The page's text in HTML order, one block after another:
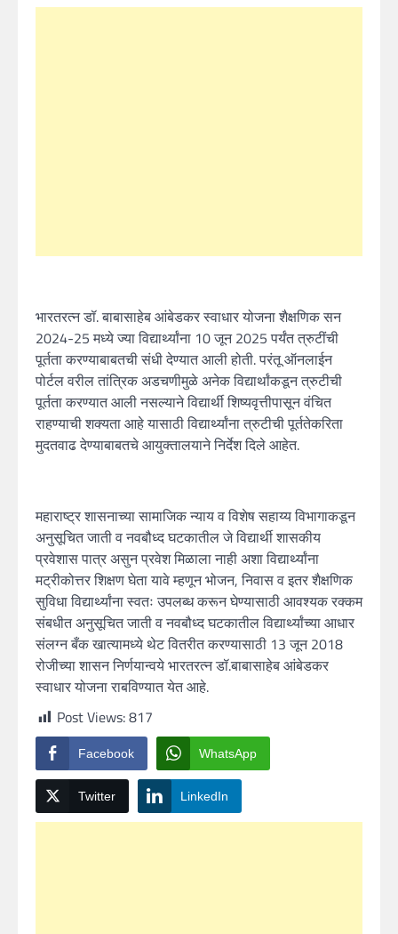
भारतरत्न डॉ. बाबासाहेब आंबेडकर स्वाधार योजना शैक्षणिक सन
2024-25 मध्ये ज्या विद्यार्थ्यांना 10 जून 2025 पर्यंत त्रुटींची
पूर्तता करण्याबाबतची संधी देण्यात आली होती. परंतू ऑनलाईन
पोर्टल वरील तांत्रिक अडचणीमुळे अनेक विद्यार्थांकडून त्रुटीची
पूर्तता करण्यात आली नसल्याने विद्यार्थी शिष्यवृत्तीपासून वंचित
राहण्याची शक्यता आहे यासाठी विद्यार्थ्यांना त्रुटीची पूर्ततेकरिता
मुदतवाढ देण्याबाबतचे आयुक्तालयाने निर्देश दिले आहेत.
महाराष्ट्र शासनाच्या सामाजिक न्याय व विशेष सहाय्य विभागाकडून
अनुसूचित जाती व नवबौध्द घटकातील जे विद्यार्थी शासकीय
प्रवेशास पात्र असुन प्रवेश मिळाला नाही अशा विद्यार्थ्यांना
मट्रीकोत्तर शिक्षण घेता यावे म्हणून भोजन, निवास व इतर शैक्षणिक
सुविधा विद्यार्थ्यांना स्वतः उपलब्ध करून घेण्यासाठी आवश्यक रक्कम
संबधीत अनुसूचित जाती व नवबौध्द घटकातील विद्यार्थ्यांच्या आधार
संलग्न बँक खात्यामध्ये थेट वितरीत करण्यासाठी 13 जून 2018
रोजीच्या शासन निर्णयान्वये भारतरत्न डॉ.बाबासाहेब आंबेडकर
स्वाधार योजना राबविण्यात येत आहे.
Post Views:817
Facebook WhatsApp
Twitter LinkedIn